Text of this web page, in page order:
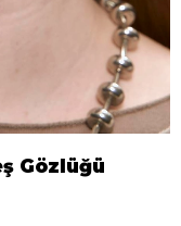
Gözlüğü